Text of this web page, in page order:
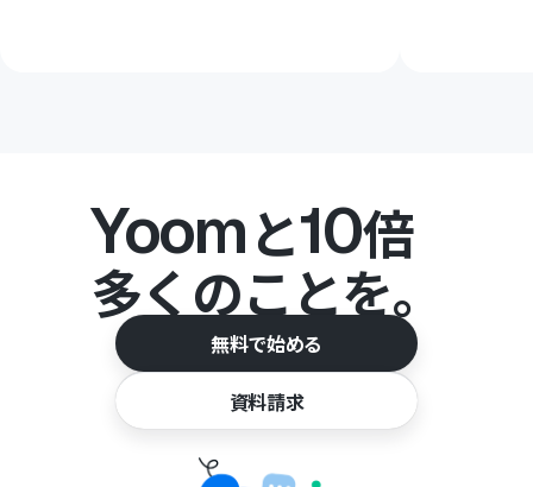
Yoomと10倍
多くのことを。
無料で始める
資料請求